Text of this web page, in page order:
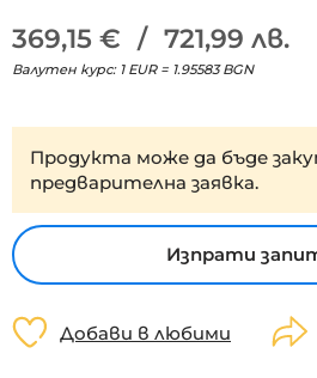
369,15 € / 721,99 лв.
Валутен курс: 1 EUR = 1.95583 BGN
Продукта може да бъде
предварителна заявка.
Изпрати
Добави в любими